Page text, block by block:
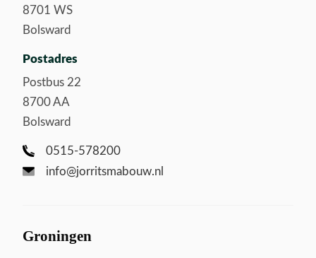
8701 WS
Bolsward
Postadres
Postbus 22
8700 AA
Bolsward
0515-578200
info@jorritsmabouw.nl
Groningen